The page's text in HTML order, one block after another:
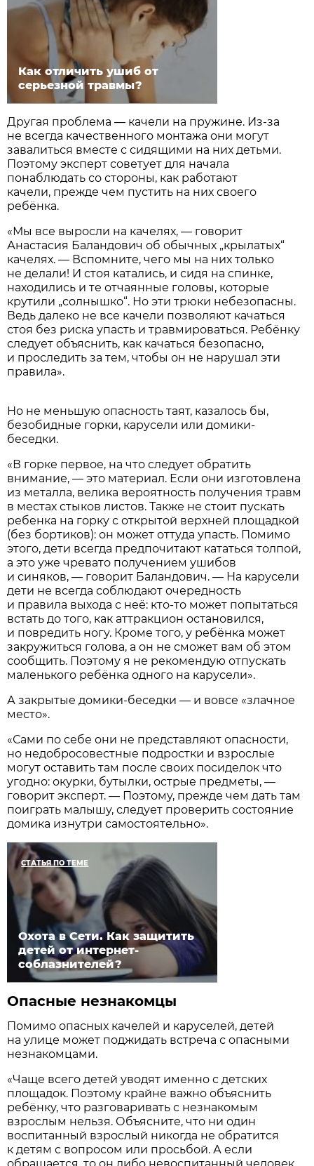
Как отличить ушиб от
серьезной травмы?
Другая проблема — качели на пружине. Из-за
не всегда качественного монтажа они могут
завалиться вместе с сидящими на них детьми.
Поэтому эксперт советует для начала
понаблюдать со стороны, как работают
качели, прежде чем пустить на них своего
ребёнка.
«Мы все выросли на качелях, — говорит
Анастасия Баландович об обычных „крылатых“
качелях. — Вспомните, чего мы на них только
не делали! И стоя катались, и сидя на спинке,
находились и те отчаянные головы, которые
крутили „солнышко“. Но эти трюки небезопасны.
Ведь далеко не все качели позволяют качаться
стоя без риска упасть и травмироваться. Ребёнку
следует объяснить, как качаться безопасно,
и проследить за тем, чтобы он не нарушал эти
правила».
Но не меньшую опасность таят, казалось бы,
безобидные горки, карусели или домики-
беседки.
«В горке первое, на что следует обратить
внимание, — это материал. Если они изготовлена
из металла, велика вероятность получения травм
в местах стыков листов. Также не стоит пускать
ребенка на горку с открытой верхней площадкой
(без бортиков): он может оттуда упасть. Помимо
этого, дети всегда предпочитают кататься толпой,
а это уже чревато получением ушибов
и синяков, — говорит Баландович. — На карусели
дети не всегда соблюдают очередность
и правила выхода с неё: кто-то может попытаться
встать до того, как аттракцион остановился,
и повредить ногу. Кроме того, у ребёнка может
закружиться голова, а он не сможет вам об этом
сообщить. Поэтому я не рекомендую отпускать
маленького ребёнка одного на карусели».
А закрытые домики-беседки — и вовсе «злачное
место».
«Сами по себе они не представляют опасности,
но недобросовестные подростки и взрослые
могут оставить там после своих посиделок что
угодно: окурки, бутылки, острые предметы, —
говорит эксперт. — Поэтому, прежде чем дать там
поиграть малышу, следует проверить состояние
домика изнутри самостоятельно».
СТАТЬЯ ПО ТЕМЕ
Охота в Сети. Как защитить
детей от интернет-
соблазнителей?
Опасные незнакомцы
Помимо опасных качелей и каруселей, детей
на улице может поджидать встреча с опасными
незнакомцами.
«Чаще всего детей уводят именно с детских
площадок. Поэтому крайне важно объяснить
ребёнку, что разговаривать с незнакомым
взрослым нельзя. Объясните, что ни один
воспитанный взрослый никогда не обратится
к детям с вопросом или просьбой. А если